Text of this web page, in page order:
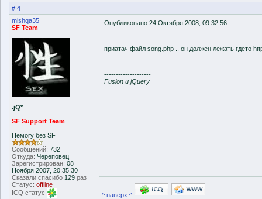
# 4
mishqa35
SF Team
.jQ*
SF Support Team
Немогу без SF
Сообщений: 732
Откуда: Череповец
Зарегистрирован: 08
Ноября 2007, 20:35:30
Сказали спасибо 129 раз
Статус: offline
ICQ статус
Опубликовано 24 Октября 2008, 09:32:56
приатач файл song.php .. он должен лежать гдето
--------------------
Fusion и jQuery
^ наверх ^